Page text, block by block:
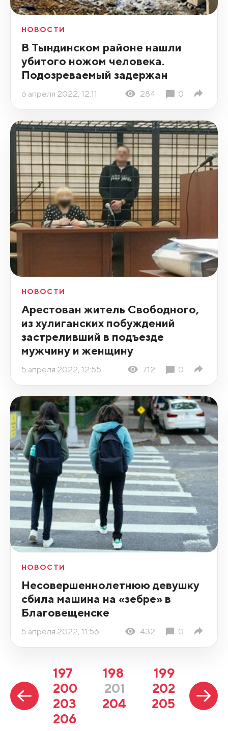
НОВОСТИ
В Тындинском районе нашли
убитого ножом человека.
Подозреваемый задержан
6 апреля 2022, 12:11 284 0
НОВОСТИ
Арестован житель Свободного,
из хулиганских побуждений
застреливший в подъезде
мужчину и женщину
5 апреля 2022, 12:55 712 0
НОВОСТИ
Несовершеннолетнюю девушку
сбила машина на «зебре» в
Благовещенске
5 апреля 2022, 11:56 432 0
197 198
199
200
201
202
203
204
205
206